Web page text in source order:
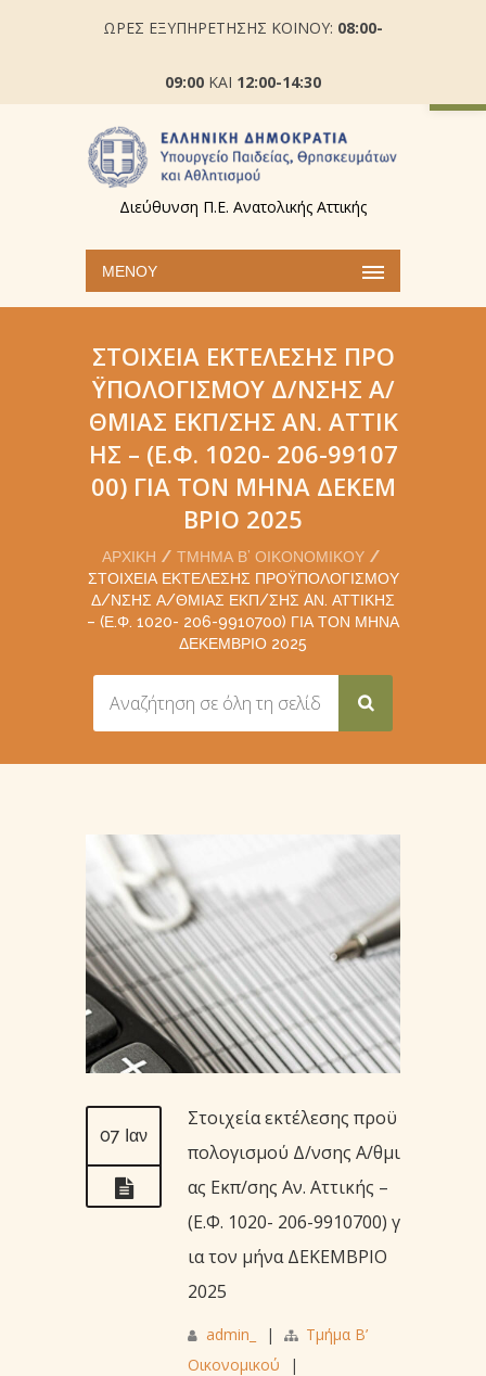
ΩΡΕΣ ΕΞΥΠΗΡΕΤΗΣΗΣ ΚΟΙΝΟΥ: 08:00-
09:00 ΚΑΙ 12:00-14:30
Διεύθυνση Π.Ε. Ανατολικής Αττικής
ΜΕΝΟΎ
ΣΤΟΙΧΕΊΑ ΕΚΤΈΛΕΣΗΣ ΠΡΟ
ΫΠΟΛΟΓΙΣΜΟΎ Δ/ΝΣΗΣ Α/
ΘΜΙΑΣ ΕΚΠ/ΣΗΣ AΝ. ΑΤΤΙΚ
ΉΣ – (Ε.Φ. 1020- 206-99107
00) ΓΙΑ ΤΟΝ ΜΉΝΑ ΔΕΚΕΜ
ΒΡΙΟ 2025
ΑΡΧΙΚΉ
ΤΜΉΜΑ Β’ ΟΙΚΟΝΟΜΙΚΟΎ
ΣΤΟΙΧΕΊΑ ΕΚΤΈΛΕΣΗΣ ΠΡΟΫΠΟΛΟΓΙΣΜΟΎ
Δ/ΝΣΗΣ Α/ΘΜΙΑΣ ΕΚΠ/ΣΗΣ AΝ. ΑΤΤΙΚΉΣ
– (Ε.Φ. 1020- 206-9910700) ΓΙΑ ΤΟΝ ΜΉΝΑ
ΔΕΚΕΜΒΡΙΟ 2025
07 Ιαν
Στοιχεία εκτέλεσης προϋ
πολογισμού Δ/νσης Α/θμι
ας Εκπ/σης Aν. Αττικής –
(Ε.Φ. 1020- 206-9910700) γ
ια τον μήνα ΔΕΚΕΜΒΡΙΟ
2025
admin_ |
Τμήμα Β’
Οικονομικού
|